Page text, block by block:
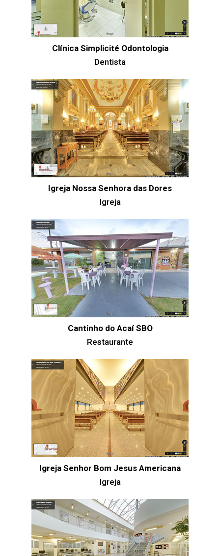
Clínica Simplicité Odontologia
Dentista
Igreja Nossa Senhora das Dores
Igreja
Cantinho do Acaí SBO
Restaurante
Igreja Senhor Bom Jesus Americana
Igreja